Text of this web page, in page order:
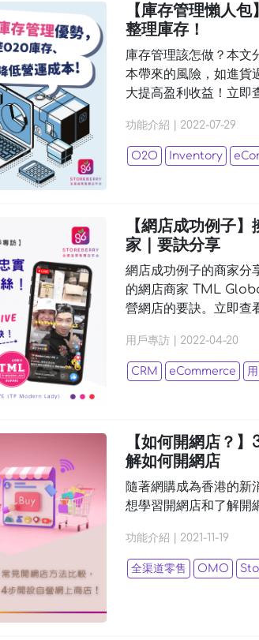
【庫存管理懶人
整理庫存！
庫存管理該怎做？本文
本帶來的風險，如進貨
大提高盈利收益！立即
功能介紹 2022-07-29
O2O Inventory
【網店成功例子
家 | 要訣分享
網店成功例子的商家
的網店商家 TML
營網店的要訣。立即查
用戶專訪| 2022-04-20
CRM eCommerce
【如何開網店？
解如何開網店
隨著網購成為香港的新
想學習開網店和了解開
功能介紹 2021-11-19
全渠道零售 OMO